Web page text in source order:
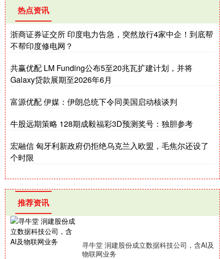
热点资讯
浙商证券证交所 印度电力告急，突然放行4家中企！到底帮
不帮印度修电网？
共赢优配 LM Funding公布5至20兆瓦扩建计划，并将
Galaxy贷款展期至2026年6月
富源优配 伊媒：伊朗总统下令同美国启动核谈判
牛股远期策略 128期成毅福彩3D预测奖号：独胆参考
宏融信 匈牙利新政府仍拒绝乌克兰入欧盟，毛焦尔还设了
个时限
推荐资讯
寻牛堂 润建股份成立数据科技公司，含AI及
物联网业务